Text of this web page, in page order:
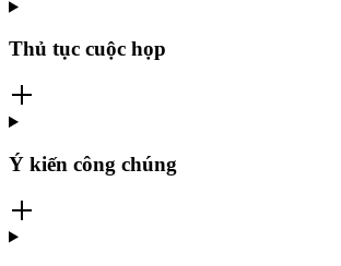
Thủ tục cuộc họp
Ý kiến ​​công chúng